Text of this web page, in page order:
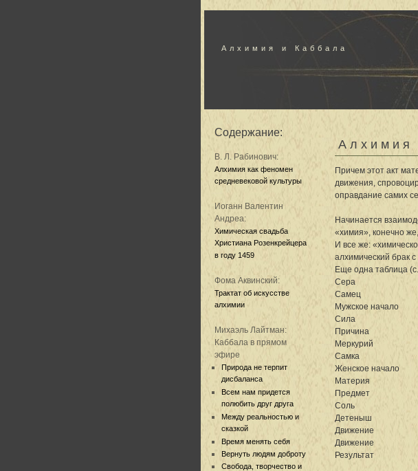
Алхимия и Каббала
Содержание:
В. Л. Рабинович:
Алхимия как феномен
средневековой культуры
Иоганн Валентин
Андреа:
Химическая свадьба
Христиана Розенкрейцера
в году 1459
Фома Аквинский:
Трактат об искусстве
алхимии
Михаэль Лайтман:
Каббала в прямом
эфире
Природа не терпит
дисбаланса
Всем нам придется
полюбить друг друга
Между реальностью и
сказкой
Время менять себя
Вернуть людям доброту
Свобода, творчество и
Алхимия
Причем этот акт
движения,
оправдание самих
Начинается
«химия», конечно
И все же:
алхимический брак
Еще одна таблица
Сера
Самец
Мужское начало
Сила
Причина
Меркурий
Самка
Женское начало
Материя
Предмет
Соль
Детеныш
Движение
Движение
Результат